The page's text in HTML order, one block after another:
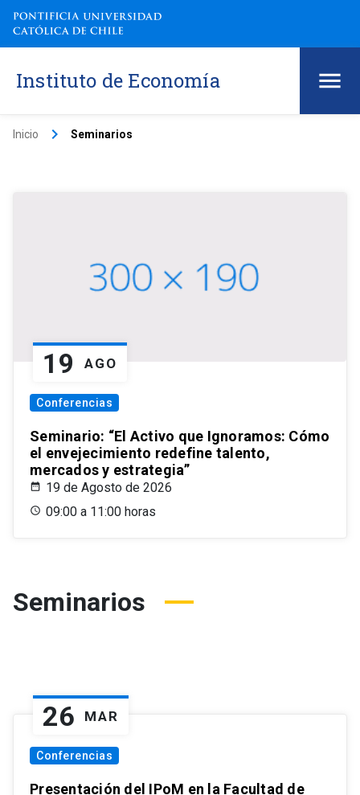
Instituto de Economía
Inicio keyboard_arrow_right Seminarios
19 AGO
Conferencias
Seminario: “El Activo que Ignoramos: Cómo
el envejecimiento redefine talento,
mercados y estrategia”
19 de Agosto de 2026
09:00 a 11:00 horas
Seminarios
26 MAR
Conferencias
Presentación del IPoM en la Facultad de